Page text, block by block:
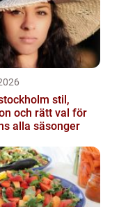
stil,
och rätt val för
alla säsonger